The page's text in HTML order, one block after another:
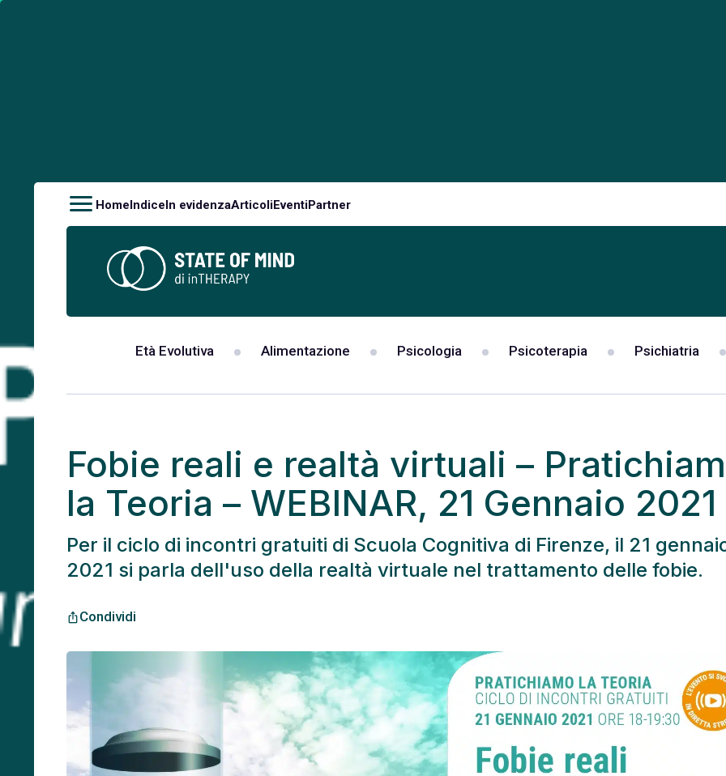
HomeIndiceIn evidenzaArticoliEventiPartner
Età Evolutiva Alimentazione Psicologia Psicoterapia Psichiatria
Fobie reali e realtà virtuali –
la Teoria – WEBINAR, 21 Gennaio 2021
Per il ciclo di incontri gratuiti di Scuola Cognitiva di Firenze, il 21
2021 si parla dell'uso della realtà virtuale nel trattamento delle fobie.
ios_shareCondividi